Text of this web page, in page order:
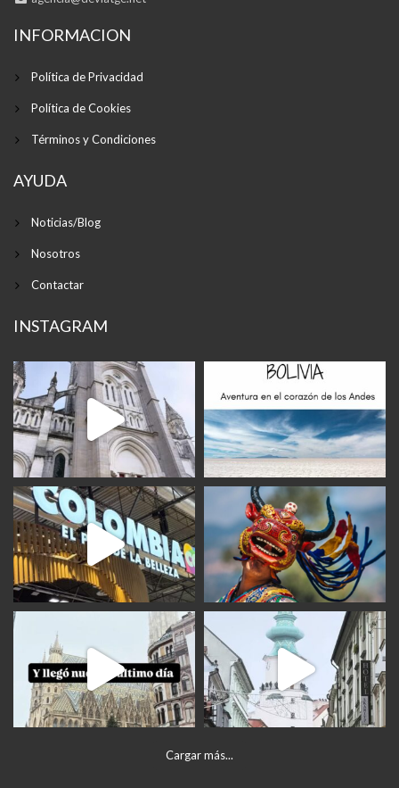
INFORMACION
Política de Privacidad
Política de Cookies
Términos y Condiciones
AYUDA
Noticias/Blog
Nosotros
Contactar
INSTAGRAM
Cargar más...